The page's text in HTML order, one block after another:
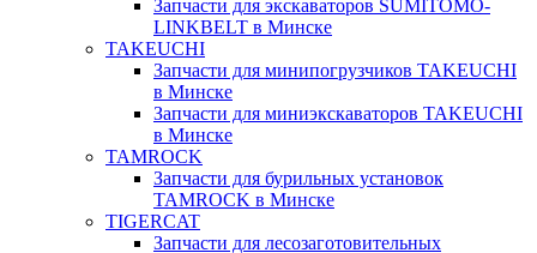
Запчасти для экскаваторов SUMITOMO-
LINKBELT в Минске
TAKEUCHI
Запчасти для минипогрузчиков TAKEUCHI
в Минске
Запчасти для миниэкскаваторов TAKEUCHI
в Минске
TAMROCK
Запчасти для бурильных установок
TAMROCK в Минске
TIGERCAT
Запчасти для лесозаготовительных